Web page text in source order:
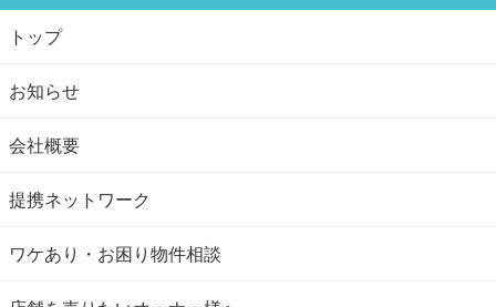
トップ
お知らせ
会社概要
提携ネットワーク
ワケあり・お困り物件相談